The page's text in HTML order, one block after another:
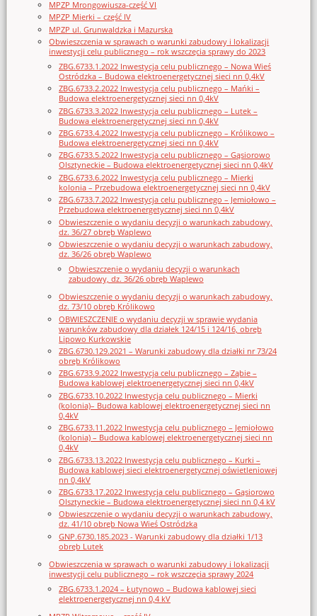
MPZP Mrongowiusza-część VI
MPZP Mierki – część IV
MPZP ul. Grunwaldzka i Mazurska
Obwieszczenia w sprawach o warunki zabudowy i lokalizacji
inwestycji celu publicznego – rok wszczęcia sprawy do 2023
ZBG.6733.1.2022 Inwestycja celu publicznego – Nowa Wieś
Ostródzka – Budowa elektroenergetycznej sieci nn 0,4kV
ZBG.6733.2.2022 Inwestycja celu publicznego – Mańki –
Budowa elektroenergetycznej sieci nn 0,4kV
ZBG.6733.3.2022 Inwestycja celu publicznego – Lutek –
Budowa elektroenergetycznej sieci nn 0,4kV
ZBG.6733.4.2022 Inwestycja celu publicznego – Królikowo –
Budowa elektroenergetycznej sieci nn 0,4kV
ZBG.6733.5.2022 Inwestycja celu publicznego – Gąsiorowo
Olsztyneckie – Budowa elektroenergetycznej sieci nn 0,4kV
ZBG.6733.6.2022 Inwestycja celu publicznego – Mierki
kolonia – Przebudowa elektroenergetycznej sieci nn 0,4kV
ZBG.6733.7.2022 Inwestycja celu publicznego – Jemiołowo –
Przebudowa elektroenergetycznej sieci nn 0,4kV
Obwieszczenie o wydaniu decyzji o warunkach zabudowy,
dz. 36/27 obręb Waplewo
Obwieszczenie o wydaniu decyzji o warunkach zabudowy,
dz. 36/26 obręb Waplewo
Obwieszczenie o wydaniu decyzji o warunkach
zabudowy, dz. 36/26 obręb Waplewo
Obwieszczenie o wydaniu decyzji o warunkach zabudowy,
dz. 73/10 obręb Królikowo
OBWIESZCZENIE o wydaniu decyzji w sprawie wydania
warunków zabudowy dla działek 124/15 i 124/16, obręb
Lipowo Kurkowskie
ZBG.6730.129.2021 – Warunki zabudowy dla działki nr 73/24
obręb Królikowo
ZBG.6733.9.2022 Inwestycja celu publicznego – Ząbie –
Budowa kablowej elektroenergetycznej sieci nn 0,4kV
ZBG.6733.10.2022 Inwestycja celu publicznego – Mierki
(kolonia)– Budowa kablowej elektroenergetycznej sieci nn
0,4kV
ZBG.6733.11.2022 Inwestycja celu publicznego – Jemiołowo
(kolonia) – Budowa kablowej elektroenergetycznej sieci nn
0,4kV
ZBG.6733.13.2022 Inwestycja celu publicznego – Kurki –
Budowa kablowej sieci elektroenergetycznej oświetleniowej
nn 0,4kV
ZBG.6733.17.2022 Inwestycja celu publicznego – Gąsiorowo
Olsztyneckie – Budowa elektroenergetycznej sieci nn 0,4 kV
Obwieszczenie o wydaniu decyzji o warunkach zabudowy,
dz. 41/10 obręb Nowa Wieś Ostródzka
GNP.6730.185.2023 - Warunki zabudowy dla działki 1/13
obręb Lutek
Obwieszczenia w sprawach o warunki zabudowy i lokalizacji
inwestycji celu publicznego – rok wszczęcia sprawy 2024
ZBG.6733.1.2024 – Łutynowo – Budowa kablowej sieci
elektroenergetycznej nn 0,4 kV